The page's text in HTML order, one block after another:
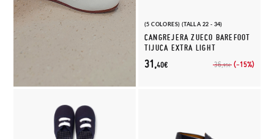
(5 COLORES) (TALLA 22 - 34)
CANGREJERA ZUECO BAREFOOT
TIJUCA EXTRA LIGHT
36,95€ (-15%)
31,40€